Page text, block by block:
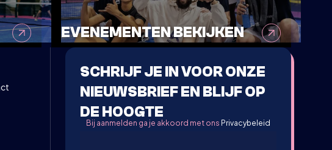
EVENEMENTEN BEKIJKEN
SCHRIJF JE IN VOOR ONZE
NIEUWSBRIEF EN BLIJF OP
DE HOOGTE
Bij aanmelden ga je akkoord met ons Privacybeleid